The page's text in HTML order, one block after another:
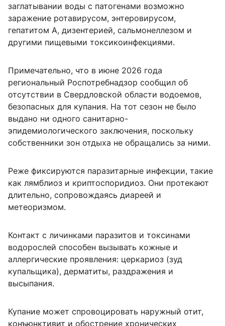
заглатывании воды с патогенами возможно
заражение ротавирусом, энтеровирусом,
гепатитом А, дизентерией, сальмонеллезом и
другими пищевыми токсикоинфекциями.
Примечательно, что в июне 2026 года
региональный Роспотребнадзор сообщил об
отсутствии в Свердловской области водоемов,
безопасных для купания. На тот сезон не было
выдано ни одного санитарно-
эпидемиологического заключения, поскольку
собственники зон отдыха не обращались за ними.
Реже фиксируются паразитарные инфекции, такие
как лямблиоз и криптоспоридиоз. Они протекают
длительно, сопровождаясь диареей и
метеоризмом.
Контакт с личинками паразитов и токсинами
водорослей способен вызывать кожные и
аллергические проявления: церкариоз (зуд
купальщика), дерматиты, раздражения и
высыпания.
Купание может спровоцировать наружный отит,
конъюнктивит и обострение хронических